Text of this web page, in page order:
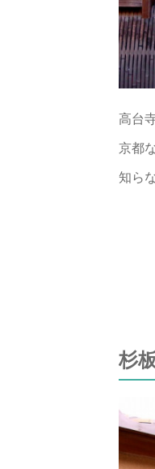
高台
京都
知ら
杉